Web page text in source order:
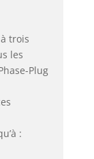
trois
les
Plug
: